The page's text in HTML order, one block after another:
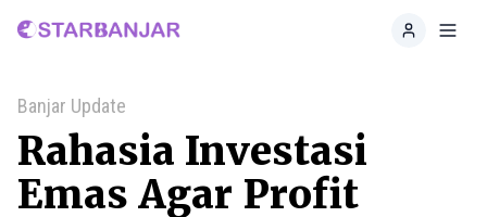
Home
Banjar Update
Rahasia Investasi
Emas Agar Profit